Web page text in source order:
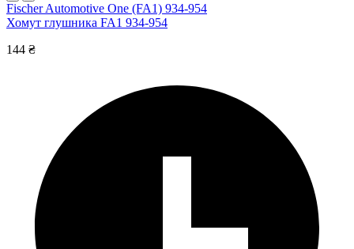
Fischer Automotive One (FA1) 934-954
Хомут глушника FA1 934-954
144 ₴